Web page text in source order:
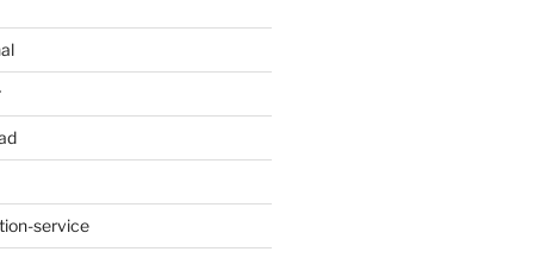
service